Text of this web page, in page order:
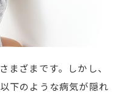
まざまです。しかし、
下のような病気が隠れ